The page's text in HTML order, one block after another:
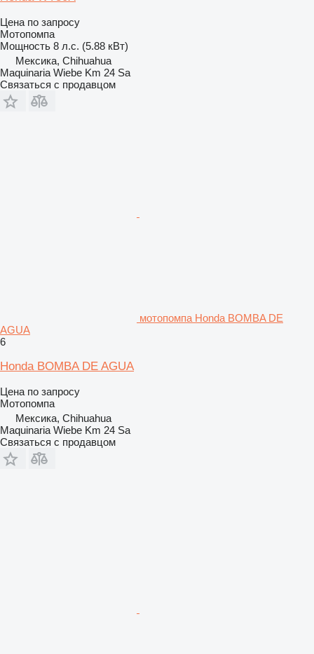
Цена по запросу
Мотопомпа
Мощность 8 л.с. (5.88 кВт)
Мексика, Chihuahua
Maquinaria Wiebe Km 24 Sa
Связаться с продавцом
мотопомпа Honda BOMBA DE
AGUA
6
Honda BOMBA DE AGUA
Цена по запросу
Мотопомпа
Мексика, Chihuahua
Maquinaria Wiebe Km 24 Sa
Связаться с продавцом